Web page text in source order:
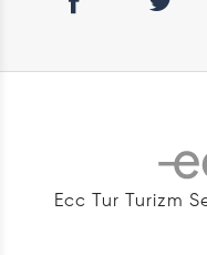
Ecc Tur Turizm